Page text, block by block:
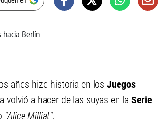
años hizo historia en los Juegos
volvió a hacer de las suyas en la Serie
"Alice Milliat".